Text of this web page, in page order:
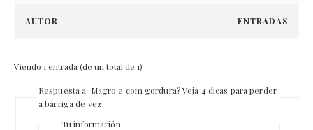
AUTOR ENTRADAS
Viendo 1 entrada (de un total de 1)
Respuesta a: Magro e com gordura? Veja 4 dicas para perder
a barriga de vez
Tu información: